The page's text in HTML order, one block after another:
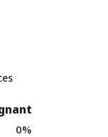
0%